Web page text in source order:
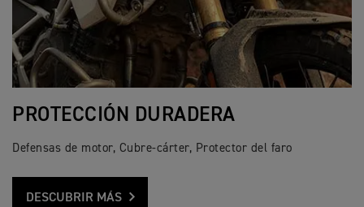
PROTECCIÓN DURADERA
Defensas de motor, Cubre-cárter, Protector del faro
DESCUBRIR MÁS